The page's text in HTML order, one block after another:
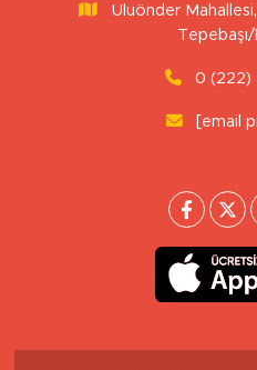
Uluönder
0 (222)
[email